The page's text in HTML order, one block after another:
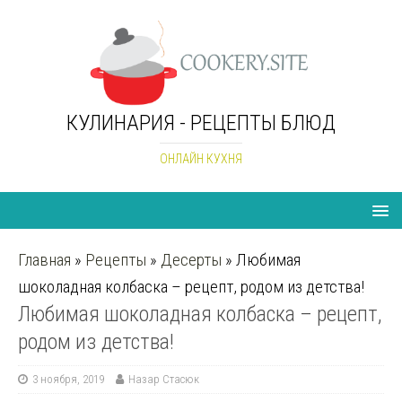
КУЛИНАРИЯ - РЕЦЕПТЫ БЛЮД
ОНЛАЙН КУХНЯ
Главная » Рецепты » Десерты » Любимая
шоколадная колбаска – рецепт, родом из детства!
Любимая шоколадная колбаска – рецепт,
родом из детства!
3 ноября, 2019 Назар Стасюк